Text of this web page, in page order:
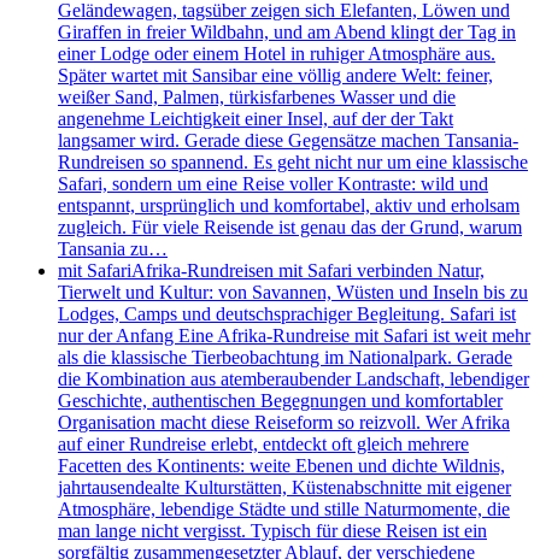
Geländewagen, tagsüber zeigen sich Elefanten, Löwen und
Giraffen in freier Wildbahn, und am Abend klingt der Tag in
einer Lodge oder einem Hotel in ruhiger Atmosphäre aus.
Später wartet mit Sansibar eine völlig andere Welt: feiner,
weißer Sand, Palmen, türkisfarbenes Wasser und die
angenehme Leichtigkeit einer Insel, auf der der Takt
langsamer wird. Gerade diese Gegensätze machen Tansania-
Rundreisen so spannend. Es geht nicht nur um eine klassische
Safari, sondern um eine Reise voller Kontraste: wild und
entspannt, ursprünglich und komfortabel, aktiv und erholsam
zugleich. Für viele Reisende ist genau das der Grund, warum
Tansania zu…
mit SafariAfrika-Rundreisen mit Safari verbinden Natur,
Tierwelt und Kultur: von Savannen, Wüsten und Inseln bis zu
Lodges, Camps und deutschsprachiger Begleitung. Safari ist
nur der Anfang Eine Afrika-Rundreise mit Safari ist weit mehr
als die klassische Tierbeobachtung im Nationalpark. Gerade
die Kombination aus atemberaubender Landschaft, lebendiger
Geschichte, authentischen Begegnungen und komfortabler
Organisation macht diese Reiseform so reizvoll. Wer Afrika
auf einer Rundreise erlebt, entdeckt oft gleich mehrere
Facetten des Kontinents: weite Ebenen und dichte Wildnis,
jahrtausendealte Kulturstätten, Küstenabschnitte mit eigener
Atmosphäre, lebendige Städte und stille Naturmomente, die
man lange nicht vergisst. Typisch für diese Reisen ist ein
sorgfältig zusammengesetzter Ablauf, der verschiedene